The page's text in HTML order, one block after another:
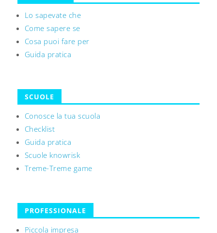
Lo sapevate che
Come sapere se
Cosa puoi fare per
Guida pratica
SCUOLE
Conosce la tua scuola
Checklist
Guida pratica
Scuole knowrisk
Treme-Treme game
PROFESSIONALE
Piccola impresa